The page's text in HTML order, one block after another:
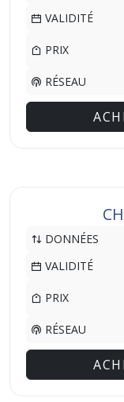
VALIDITÉ
PRIX
RÉSEAU
DONNÉES
VALIDITÉ
PRIX
RÉSEAU